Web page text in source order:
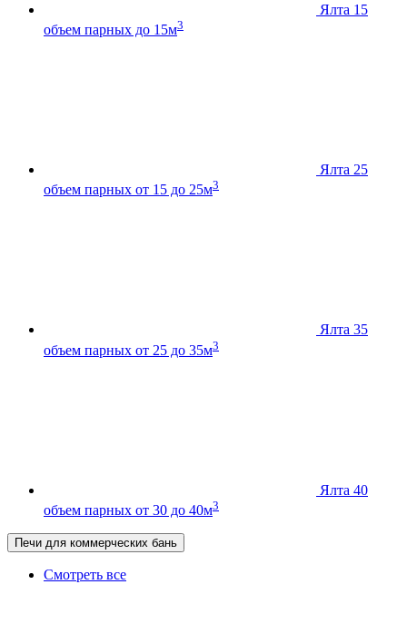
Ялта 15
объем парных до 15м3
Ялта 25
объем парных от 15 до 25м3
Ялта 35
объем парных от 25 до 35м3
Ялта 40
объем парных от 30 до 40м3
Печи для коммерческих бань
Смотреть все